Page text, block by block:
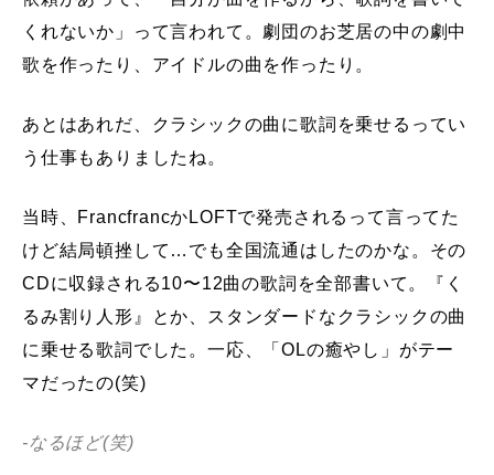
くれないか」って言われて。劇団のお芝居の中の劇中
歌を作ったり、アイドルの曲を作ったり。
あとはあれだ、クラシックの曲に歌詞を乗せるってい
う仕事もありましたね。
当時、FrancfrancかLOFTで発売されるって言ってた
けど結局頓挫して…でも全国流通はしたのかな。その
CDに収録される10〜12曲の歌詞を全部書いて。『く
るみ割り人形』とか、スタンダードなクラシックの曲
に乗せる歌詞でした。一応、「OLの癒やし」がテー
マだったの(笑)
-なるほど(笑)